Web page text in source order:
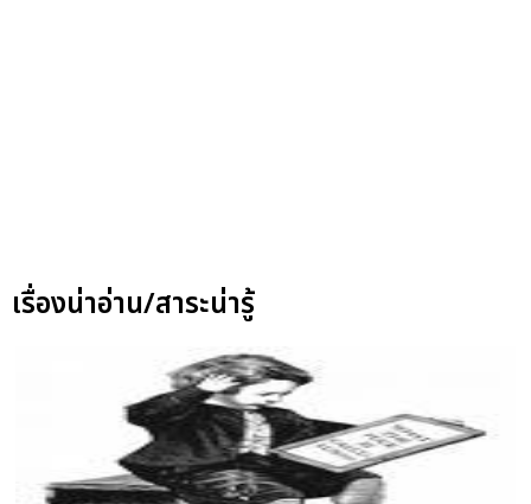
เรื่องน่าอ่าน/สาระน่ารู้